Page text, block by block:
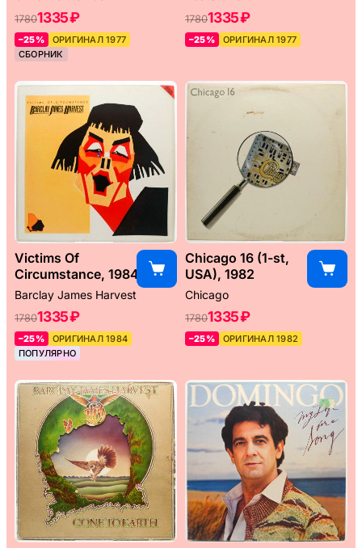
17801335 ₽
–25%
ОРИГИНАЛ 1977
СБОРНИК
17801335 ₽
–25% ОРИГИНАЛ 1977
Victims Of
Circumstance, 1984
Barclay James Harvest
17801335 ₽
–25%
ОРИГИНАЛ 1984
ПОПУЛЯРНО
Chicago 16 (1-st,
USA), 1982
Chicago
17801335 ₽
–25% ОРИГИНАЛ 1982